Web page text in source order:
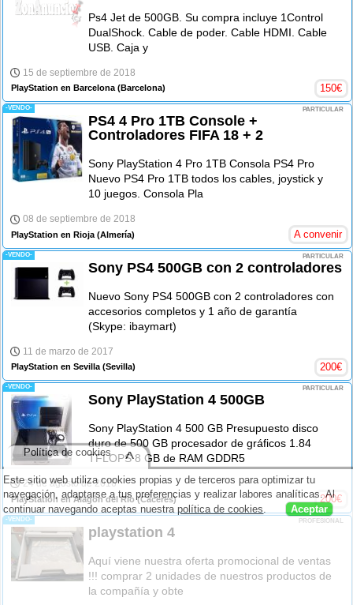
Ps4 Jet de 500GB. Su compra incluye 1Control
DualShock. Cable de poder. Cable HDMI. Cable
USB. Caja y
15 de septiembre de 2018
PlayStation en Barcelona(Barcelona) 150€
-VENDO- PARTICULAR
PS4 4 Pro 1TB Console +
Controladores FIFA 18 + 2
Sony PlayStation 4 Pro 1TB Consola PS4 Pro
Nuevo PS4 Pro 1TB todos los cables, joystick y
10 juegos. Consola Pla
08 de septiembre de 2018
PlayStation en Rioja (Almería) A convenir
-VENDO- PARTICULAR
Sony PS4 500GB con 2 controladores
Nuevo Sony PS4 500GB con 2 controladores con
accesorios completos y 1 año de garantía
(Skype: ibaymart)
11 de marzo de 2017
PlayStation en Sevilla (Sevilla) 200€
-VENDO- PARTICULAR
Sony PlayStation 4 500GB
Sony PlayStation 4 500 GB Presupuesto disco
duro de 500 GB procesador de gráficos 1.84
TFLOPS 8 GB de RAM GDDR5
24 de agosto de 2016
PlayStation en Alagón del Río (Cáceres) 200€
-VENDO- PROFESIONAL
playstation 4
Aquí viene nuestra oferta promocional de ventas
!!! comprar 2 unidades de nuestros productos de
la compañía y obte
Este sitio web utiliza cookies propias y de terceros para optimizar tu
navegación, adaptarse a tus preferencias y realizar labores analíticas. Al
continuar navegando aceptas nuestrapolítica de cookies. Aceptar
Política de cookies ^